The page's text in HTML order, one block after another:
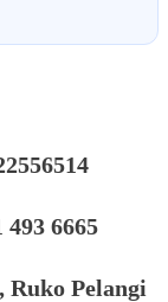
6665
Ruko Pelangi